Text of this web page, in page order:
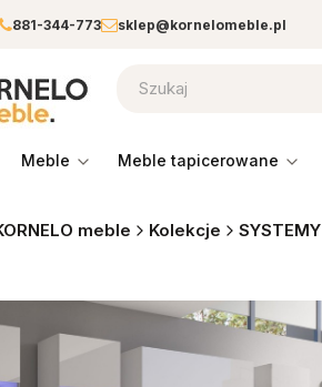
881-344-773 sklep@kornelomeble.pl
meble meble tapicerowane
meble Kolekcje SYSTEMY